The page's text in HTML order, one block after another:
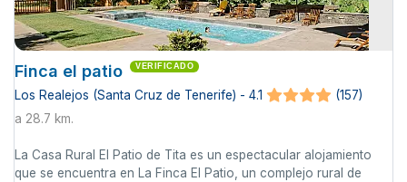
Finca el patio VERIFICADO
Los Realejos (Santa Cruz de Tenerife) - 4.1
(157)
a 28.7 km.
La Casa Rural El Patio de Tita es un espectacular alojamiento
que se encuentra en La Finca El Patio, un complejo rural de